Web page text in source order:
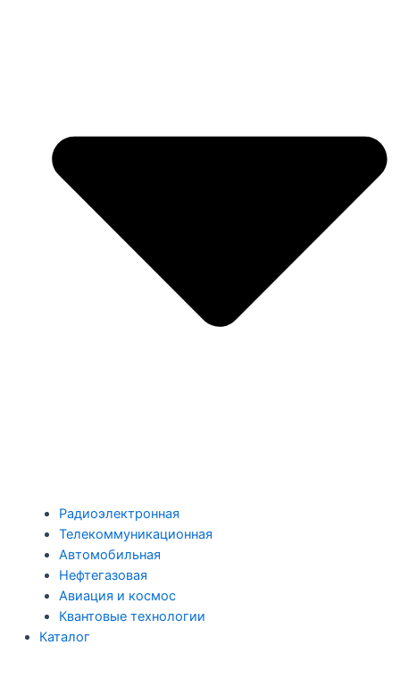
Радиоэлектронная
Телекоммуникационная
Автомобильная
Нефтегазовая
Авиация и космос
Квантовые технологии
Каталог